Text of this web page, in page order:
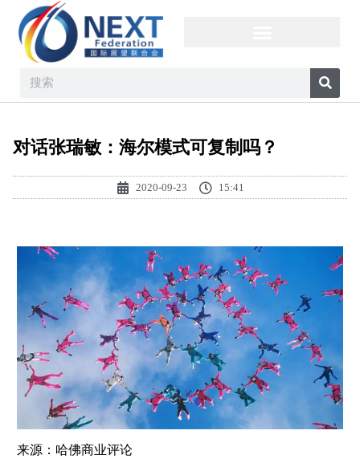
对话张瑞敏：海尔模式可复制吗？
2020-09-23 15:41
来源：哈佛商业评论